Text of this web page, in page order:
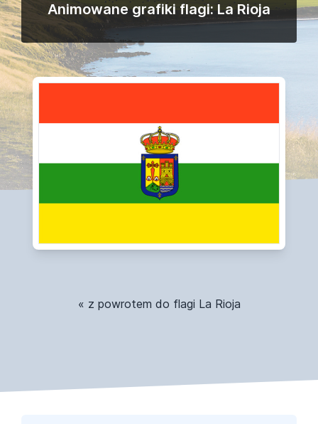
Animowane grafiki flagi: La Rioja
« z powrotem do flagi La Rioja